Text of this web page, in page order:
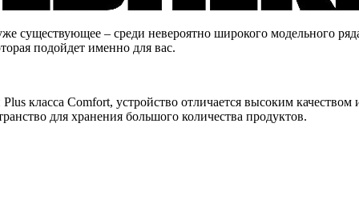
существующее – среди невероятно широкого модельного
подойдет именно для вас.
класса Comfort, устройство отличается высоким
для хранения большого количества продуктов.